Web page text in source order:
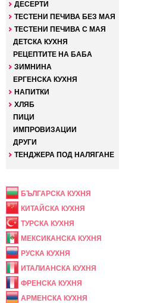
ДЕСЕРТИ
ТЕСТЕНИ ПЕЧИВА БЕЗ МАЯ
ТЕСТЕНИ ПЕЧИВА С МАЯ
ДЕТСКА КУХНЯ
РЕЦЕПТИТЕ НА БАБА
ЗИМНИНА
ЕРГЕНСКА КУХНЯ
НАПИТКИ
ХЛЯБ
ПИЦИ
ИМПРОВИЗАЦИИ
ДРУГИ
ТЕНДЖЕРА ПОД НАЛЯГАНЕ
БЪЛГАРСКА КУХНЯ
КИТАЙСКА КУХНЯ
ТУРСКА КУХНЯ
МЕКСИКАНСКА КУХНЯ
РУСКА КУХНЯ
ИТАЛИАНСКА КУХНЯ
ФРЕНСКА КУХНЯ
АРМЕНСКА КУХНЯ